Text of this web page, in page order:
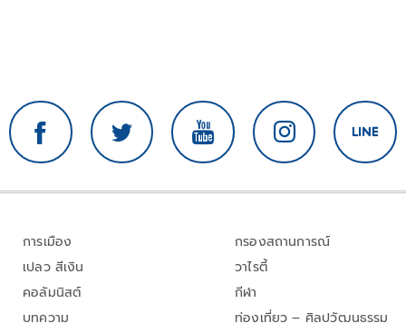
การเมือง
เปลว สีเงิน
คอลัมนิสต์
บทความ
กรองสถานการณ์
วาไรตี้
กีฬา
ท่องเที่ยว – ศิลปวัฒนธรรม